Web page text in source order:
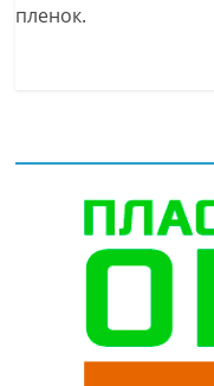
пленок.